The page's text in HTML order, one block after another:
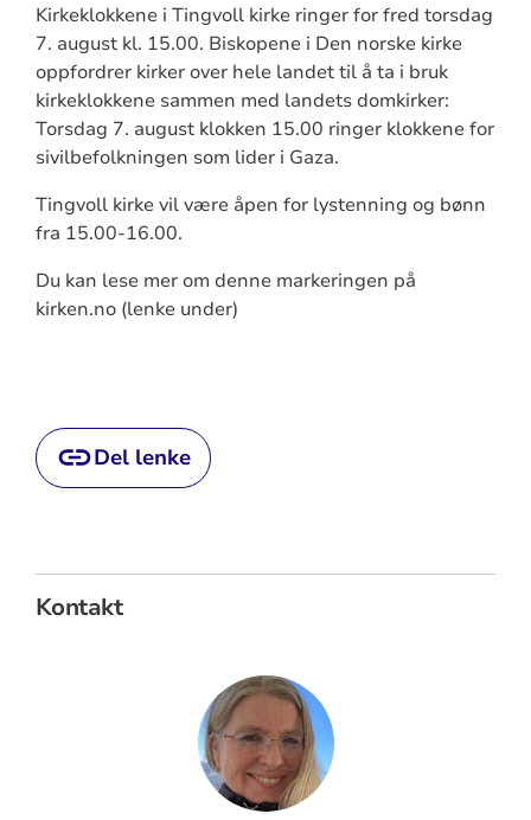
Kirkeklokkene i Tingvoll kirke ringer for fred torsdag
7. august kl. 15.00. Biskopene i Den norske kirke
oppfordrer kirker over hele landet til å ta i bruk
kirkeklokkene sammen med landets domkirker:
Torsdag 7. august klokken 15.00 ringer klokkene for
sivilbefolkningen som lider i Gaza.
Tingvoll kirke vil være åpen for lystenning og bønn
fra 15.00-16.00.
Du kan lese mer om denne markeringen på
kirken.no (lenke under)
Del lenke
Kontakt